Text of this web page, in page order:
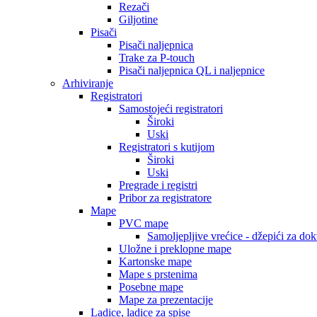
Rezači
Giljotine
Pisači
Pisači naljepnica
Trake za P-touch
Pisači naljepnica QL i naljepnice
Arhiviranje
Registratori
Samostojeći registratori
Široki
Uski
Registratori s kutijom
Široki
Uski
Pregrade i registri
Pribor za registratore
Mape
PVC mape
Samoljepljive vrećice - džepići za
Uložne i preklopne mape
Kartonske mape
Mape s prstenima
Posebne mape
Mape za prezentacije
Ladice, ladice za spise